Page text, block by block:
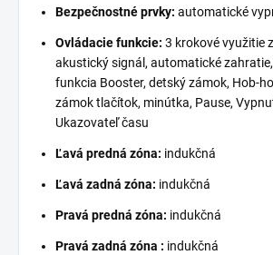
Bezpečnostné prvky: automatické
Ovládacie funkcie: 3 krokové využitie
akustický signál, automatické
funkcia Booster, detský zámok, Hob-
zámok tlačítok, minútka, Pause,
Ukazovateľ času
Ľavá predná zóna: indukčná
Ľavá zadná zóna: indukčná
Pravá predná zóna: indukčná
Pravá zadná zóna : indukčná